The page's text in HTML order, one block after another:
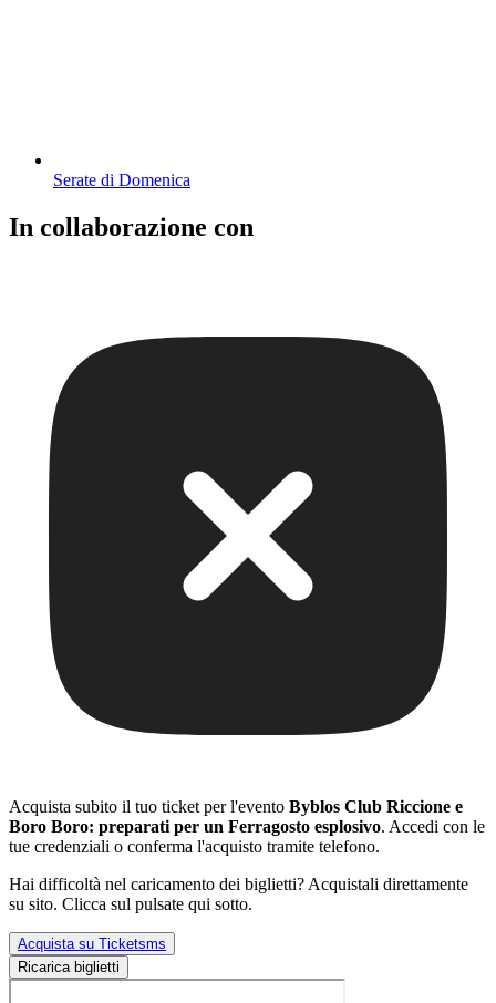
Serate di Domenica
In collaborazione con
Acquista subito il tuo ticket per l'evento Byblos Club Riccione e
Boro Boro: preparati per un Ferragosto esplosivo. Accedi con le
tue credenziali o conferma l'acquisto tramite telefono.
Hai difficoltà nel caricamento dei biglietti? Acquistali direttamente
su sito. Clicca sul pulsate qui sotto.
Acquista su Ticketsms
Ricarica biglietti